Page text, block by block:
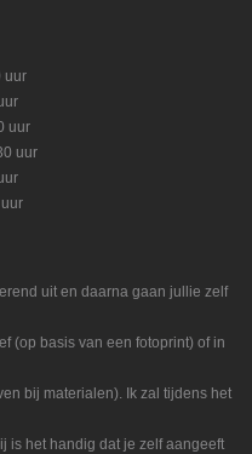
uur
uur
uur
uit en daarna gaan jullie zelf
(op basis van een fotoprint) of in
bij materialen). Ik zal tijdens het
is het handig dat je zelf aangeeft